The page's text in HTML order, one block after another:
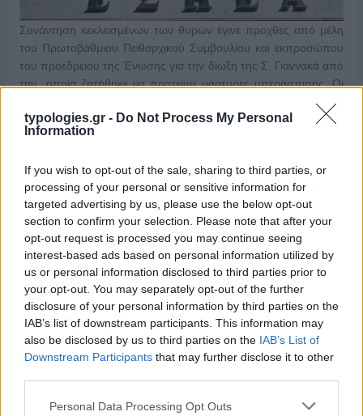
typologies.gr - Do Not Process My Personal
Information
If you wish to opt-out of the sale, sharing to third parties, or
processing of your personal or sensitive information for
targeted advertising by us, please use the below opt-out
section to confirm your selection. Please note that after your
opt-out request is processed you may continue seeing
interest-based ads based on personal information utilized by
us or personal information disclosed to third parties prior to
your opt-out. You may separately opt-out of the further
disclosure of your personal information by third parties on the
IAB’s list of downstream participants. This information may
also be disclosed by us to third parties on the IAB’s List of
Downstream Participants that may further disclose it to other
Please note that this website/app uses one or more Google
Personal Data Processing Opt Outs
Συνάντηση κεκλεισμένων των θυρών έγινε προχθες από μέλη
του Πρωτοβάθμιου Πειθαρχικού Συμβουλίου και εκπροσώπου
του προεδρείου της Ένωσης για την δίωξη της Σ. Γιαννακά από
την οποία ζητήθηκε να προτείνει μάρτυρες υπεράσπισης. Οι
εξελίξεις προ μηνύονται ραγδαίες καθώς για την υπόθεση
υπάρχει …Διαβάστε Περισσότερα...
ΑΝΗΚΕΙ ΣΤΗΝ ΚΑΤΗΓΟΡΙΑ: HOME-LEFT , INTERNET
ΕΠΙΣΗΜΑΣΜΕΝΟ ΜΕ: ΔΗΜΗΤΡΗΣ ΟΙΚΟΝΟΜΟΥ , ΣΚΑΙ ,
ΣΟΦΙΑ ΓΙΑΝΝΑΚΑ